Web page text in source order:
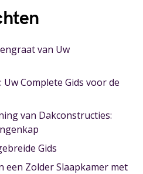
van Uw
Complete Gids voor de
van Dakconstructies:
Gids
een Zolder Slaapkamer met